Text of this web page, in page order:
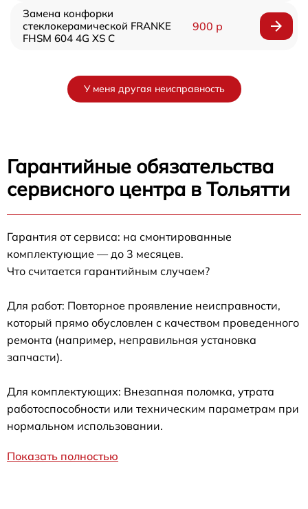
Замена конфорки
стеклокерамической FRANKE
FHSM 604 4G XS C
900 р
У меня другая неисправность
Гарантийные обязательства
сервисного центра в Тольятти
Гарантия от сервиса: на смонтированные
комплектующие — до 3 месяцев.
Что считается гарантийным случаем?
Для работ: Повторное проявление неисправности,
который прямо обусловлен с качеством проведенного
ремонта (например, неправильная установка
запчасти).
Для комплектующих: Внезапная поломка, утрата
работоспособности или техническим параметрам при
нормальном использовании.
Показать полностью